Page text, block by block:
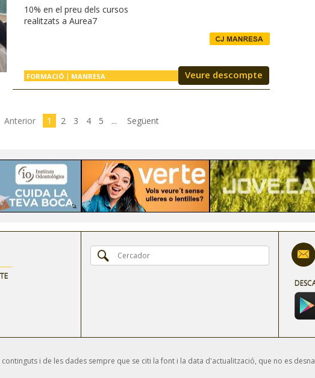
10% en el preu dels cursos
realitzats a Aurea7
FORMACIÓ MANRESA Veure descompte
Anterior 1 2 3 4 5 ... Següent
i de les dades sempre que se citi la font i la data d'actualització, que no es